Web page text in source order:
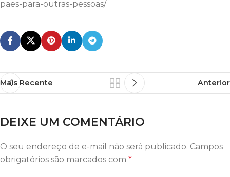
paes-para-outras-pessoas/
Mais Recente Anterior
DEIXE UM COMENTÁRIO
O seu endereço de e-mail não será publicado. Campos
obrigatórios são marcados com *